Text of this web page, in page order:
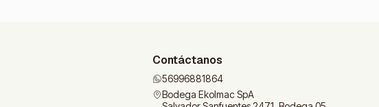
Contáctanos
56996881864
Bodega Ekolmac SpA